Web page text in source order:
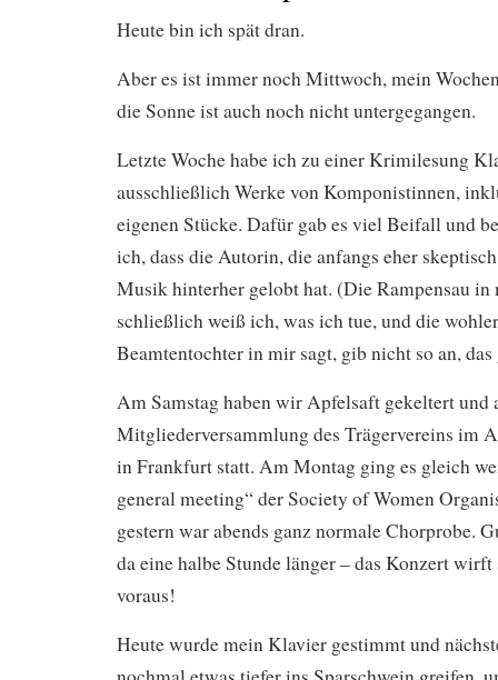
Heute bin ich spät dran.
Aber es ist immer noch Mittwoch, mein
die Sonne ist auch noch nicht untergegangen.
Letzte Woche habe ich zu einer Krimilesung
ausschließlich Werke von Komponistinnen,
eigenen Stücke. Dafür gab es viel Beifall und
ich, dass die Autorin, die anfangs eher
Musik hinterher gelobt hat. (Die Rampensau in
schließlich weiß ich, was ich tue, und die
Beamtentochter in mir sagt, gib nicht so an,
Am Samstag haben wir Apfelsaft gekeltert und
Mitgliederversammlung des Trägervereins im
in Frankfurt statt. Am Montag ging es gleich
general meeting“ der Society of Women
gestern war abends ganz normale Chorprobe.
da eine halbe Stunde länger – das Konzert wirft
voraus!
Heute wurde mein Klavier gestimmt und